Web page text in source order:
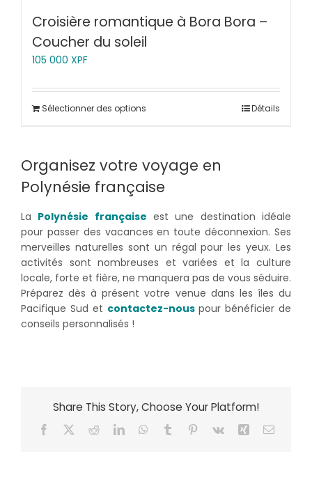
Croisière romantique à Bora Bora –
Coucher du soleil
105 000 XPF
Sélectionner des options Détails
Organisez votre voyage en
Polynésie française
La Polynésie française est une destination idéale
pour passer des vacances en toute déconnexion. Ses
merveilles naturelles sont un régal pour les yeux. Les
activités sont nombreuses et variées et la culture
locale, forte et fière, ne manquera pas de vous séduire.
Préparez dès à présent votre venue dans les îles du
Pacifique Sud et contactez-nouspour bénéficier de
conseils personnalisés !
Share This Story, Choose Your Platform!
Facebook RedditLinkedInWhatsApp
Tumblr Pinterest
Vk Xing Email